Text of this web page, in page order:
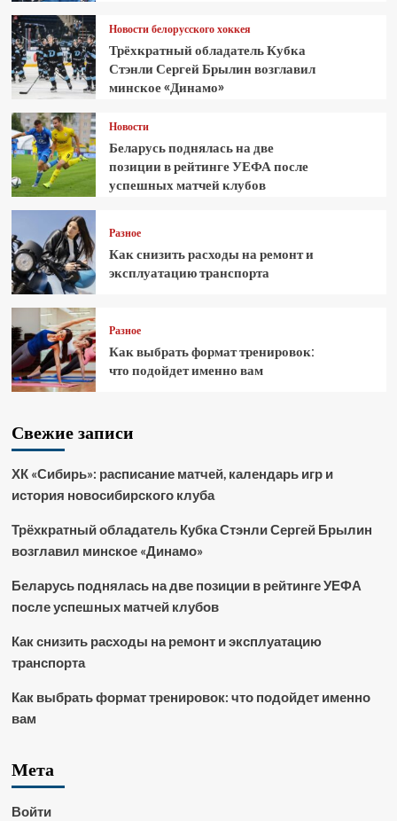
Новости белорусского хоккея
Трёхкратный обладатель Кубка
Стэнли Сергей Брылин возглавил
минское «Динамо»
Новости
Беларусь поднялась на две
позиции в рейтинге УЕФА после
успешных матчей клубов
Разное
Как снизить расходы на ремонт и
эксплуатацию транспорта
Разное
Как выбрать формат тренировок:
что подойдет именно вам
Свежие записи
ХК «Сибирь»: расписание матчей, календарь игр и
история новосибирского клуба
Трёхкратный обладатель Кубка Стэнли Сергей Брылин
возглавил минское «Динамо»
Беларусь поднялась на две позиции в рейтинге УЕФА
после успешных матчей клубов
Как снизить расходы на ремонт и эксплуатацию
транспорта
Как выбрать формат тренировок: что подойдет именно
вам
Мета
Войти